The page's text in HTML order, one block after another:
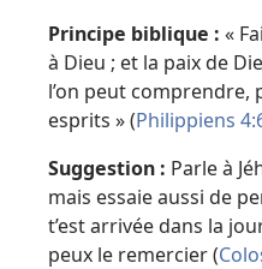
Principe biblique : «
à Dieu ; et la paix de
l’on peut
esprits » (Philippiens
Suggestion : Parle à
mais essaie aussi de
t’est arrivée dans la
peux le remercier (